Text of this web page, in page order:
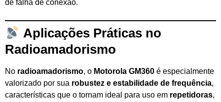
de falha de conexão.
Aplicações Práticas no
Radioamadorismo
No radioamadorismo, o Motorola GM360 é especialmente
valorizado por sua robustez e estabilidade de frequência,
características que o tornam ideal para uso em repetidoras,